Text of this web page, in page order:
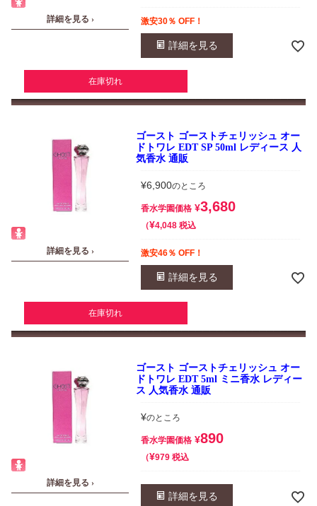
詳細を見る › 激安30％ OFF！
詳細を見る
在庫切れ
詳細を見る ›
ゴースト ゴーストチェリッシュ オー
ドトワレ EDT SP 50ml レディース 人
気香水 通販
¥6,900のところ
香水学園価格 ¥3,680
¥4,048 税込
激安46％ OFF！
詳細を見る
在庫切れ
詳細を見る ›
ゴースト ゴーストチェリッシュ オー
ドトワレ EDT 5ml ミニ香水 レディー
ス 人気香水 通販
¥のところ
香水学園価格 ¥890
¥979 税込
詳細を見る